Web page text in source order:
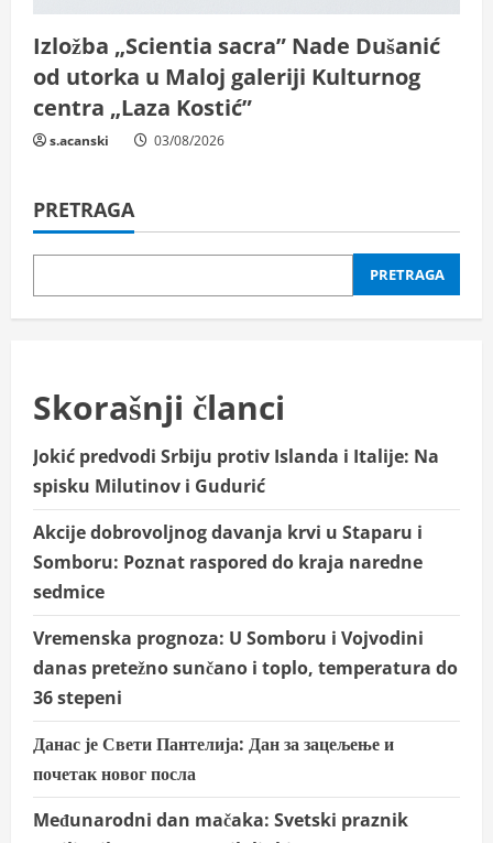
Izložba „Scientia sacra” Nade Dušanić
od utorka u Maloj galeriji Kulturnog
centra „Laza Kostić”
s.acanski 03/08/2026
PRETRAGA
PRETRAGA
Skorašnji članci
Jokić predvodi Srbiju protiv Islanda i Italije: Na
spisku Milutinov i Gudurić
Akcije dobrovoljnog davanja krvi u Staparu i
Somboru: Poznat raspored do kraja naredne
sedmice
Vremenska prognoza: U Somboru i Vojvodini
danas pretežno sunčano i toplo, temperatura do
36 stepeni
Данас је Свети Пантелија: Дан за зацељење и
почетак новог посла
Međunarodni dan mačaka: Svetski praznik